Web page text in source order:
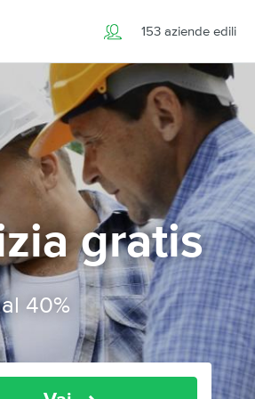
153 aziende edili
gratis
40%